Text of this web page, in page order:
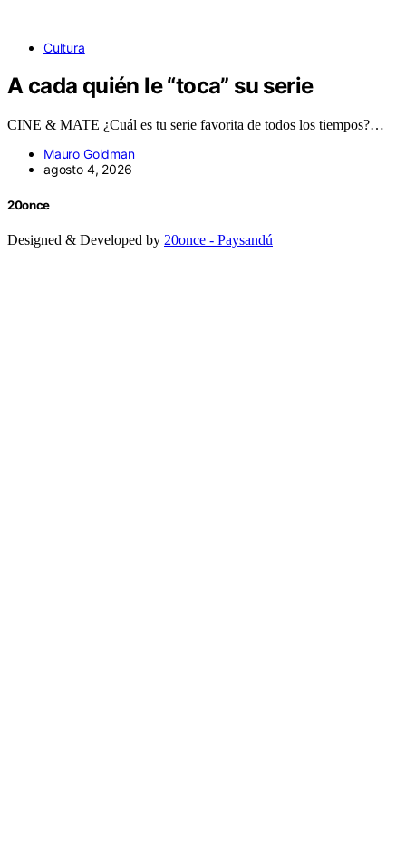
Cultura
A cada quién le “toca” su serie
CINE & MATE ¿Cuál es tu serie favorita de todos los tiempos?…
Mauro Goldman
agosto 4, 2026
20once
Designed & Developed by 20once - Paysandú